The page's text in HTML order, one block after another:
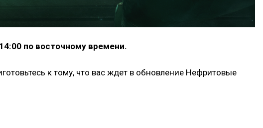
по восточному времени.
к тому, что вас ждет в обновление Нефритовые